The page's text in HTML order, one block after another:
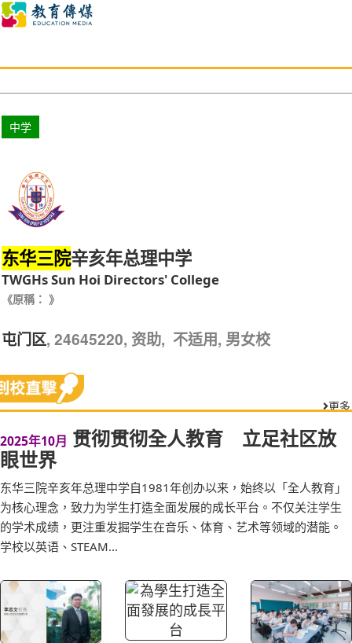
中学
东华三院辛亥年总理中学
TWGHs Sun Hoi Directors' College
《原稱： 》
屯门区, 24645220, 资助, 不适用, 男女校
更多
2025年10月 贯彻贯彻全人教育 立足社区放
眼世界
东华三院辛亥年总理中学自1981年创办以来，始终以「全人教育」
为核心理念，致力为学生打造全面发展的成长平台。不仅关注学生
的学术成绩，更注重发掘学生在音乐、体育、艺术等领域的潜能。
学校以英语、STEAM...